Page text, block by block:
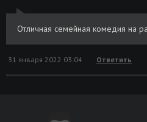
Отличная семейная комедия на
31 января 2022 03:04 Ответить